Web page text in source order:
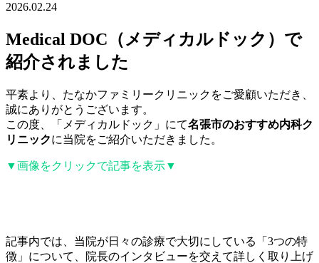
2026.02.24
Medical DOC（メディカルドック）で
紹介されました
平素より、たなかファミリークリニックをご愛顧いただき、
誠にありがとうございます。
この度、「メディカルドック」にて名張市のおすすめ内科ク
リニックに当院をご紹介いただきました。
▼画像をクリックで記事を表示▼
記事内では、当院が日々の診療で大切にしている「3つの特
徴」について、院長のインタビューを交えて詳しく取り上げ